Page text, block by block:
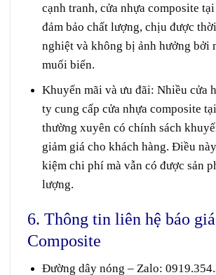
cạnh tranh, cửa nhựa composite
đảm bảo chất lượng, chịu được
nghiệt và không bị ảnh hưởng bởi
muối biển.
Khuyến mãi và ưu đãi: Nhiều cửa
ty cung cấp cửa nhựa composite
thường xuyên có chính sách
giảm giá cho khách hàng. Điều
kiệm chi phí mà vẫn có được sản
lượng.
6. Thông tin liên hệ báo
Composite
Đường dây nóng – Zalo: